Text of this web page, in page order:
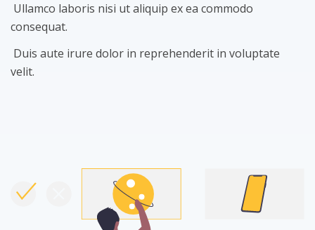
Ullamco laboris nisi ut aliquip ex ea commodo
consequat.
Duis aute irure dolor in reprehenderit in voluptate
velit.